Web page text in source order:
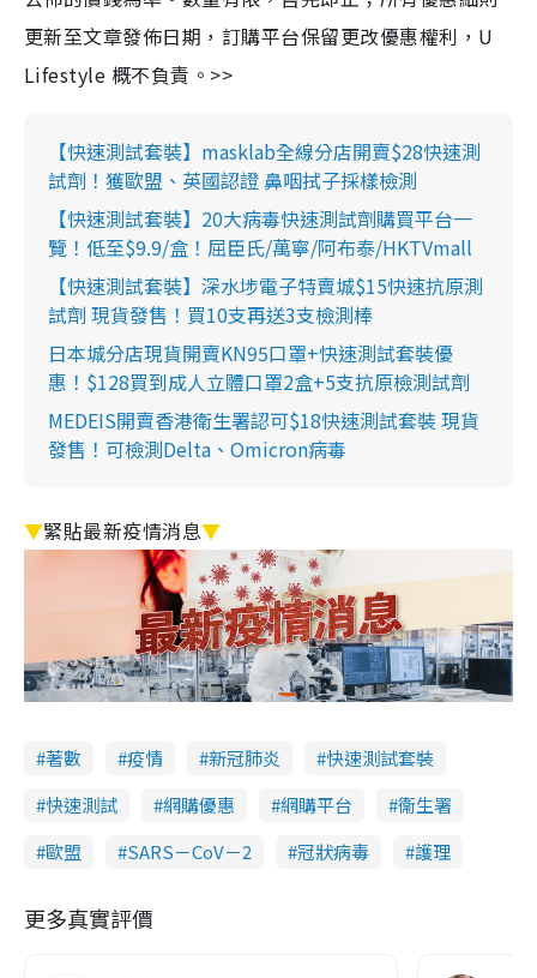
更新至文章發佈日期，訂購平台保留更改優惠權利，U
Lifestyle 概不負責。>>
【快速測試套裝】masklab全線分店開賣$28快速測
試劑！獲歐盟、英國認證 鼻咽拭子採樣檢測
【快速測試套裝】20大病毒快速測試劑購買平台一
覽！低至$9.9/盒！屈臣氏/萬寧/阿布泰/HKTVmall
【快速測試套裝】深水埗電子特賣城$15快速抗原測
試劑 現貨發售！買10支再送3支檢測棒
日本城分店現貨開賣KN95口罩+快速測試套裝優
惠！$128買到成人立體口罩2盒+5支抗原檢測試劑
MEDEIS開賣香港衛生署認可$18快速測試套裝 現貨
發售！可檢測Delta、Omicron病毒
▼緊貼最新疫情消息▼
著數 疫情 新冠肺炎
快速測試套裝
快速測試
網購優惠 網購平台
衞生署
歐盟
SARS－CoV－2 冠狀病毒 護理
更多真實評價